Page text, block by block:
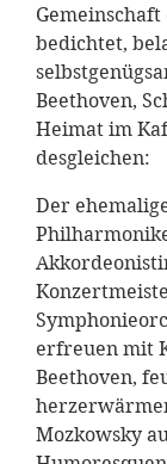
bedichtet,
Beethoven,
Heimat im
desgleichen:
Der
erfreuen mit
Beethoven,
Mozkowsky